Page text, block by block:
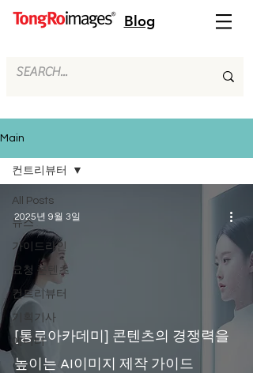
Blog
Main
All Posts
뉴스
가이드라인
요청 콘텐츠
컨트리뷰터
기획기사
에디터
컨트리뷰터
[통로아카데미] 콘텐츠의 경쟁력을
높이는 AI이미지 제작 가이드
2025년 9월 3일